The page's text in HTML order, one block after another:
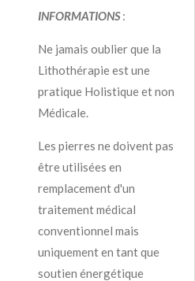
INFORMATIONS:
Ne jamais oublier que la
Lithothérapie est une
pratique Holistique et non
Médicale.
Les pierres ne doivent pas
être utilisées en
remplacement d'un
traitement médical
conventionnel mais
uniquement en tant que
soutien énergétique